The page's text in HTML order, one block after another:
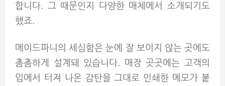
합니다. 그 때문인지 다양한 매체에서 소개되기도
했죠.
메이드파니의 세심함은 눈에 잘 보이지 않는 곳에도
촘촘하게 설계돼 있습니다. 매장 곳곳에는 고객의
입에서 터져 나온 감탄을 그대로 인쇄한 메모가 붙